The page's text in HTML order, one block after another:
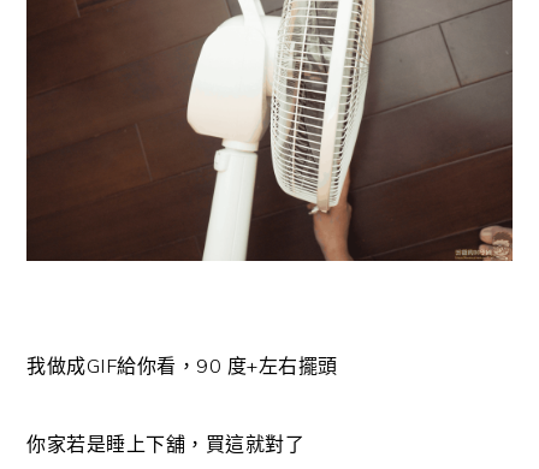
我做成GIF給你看，90 度+左右擺頭
你家若是睡上下舖，買這就對了